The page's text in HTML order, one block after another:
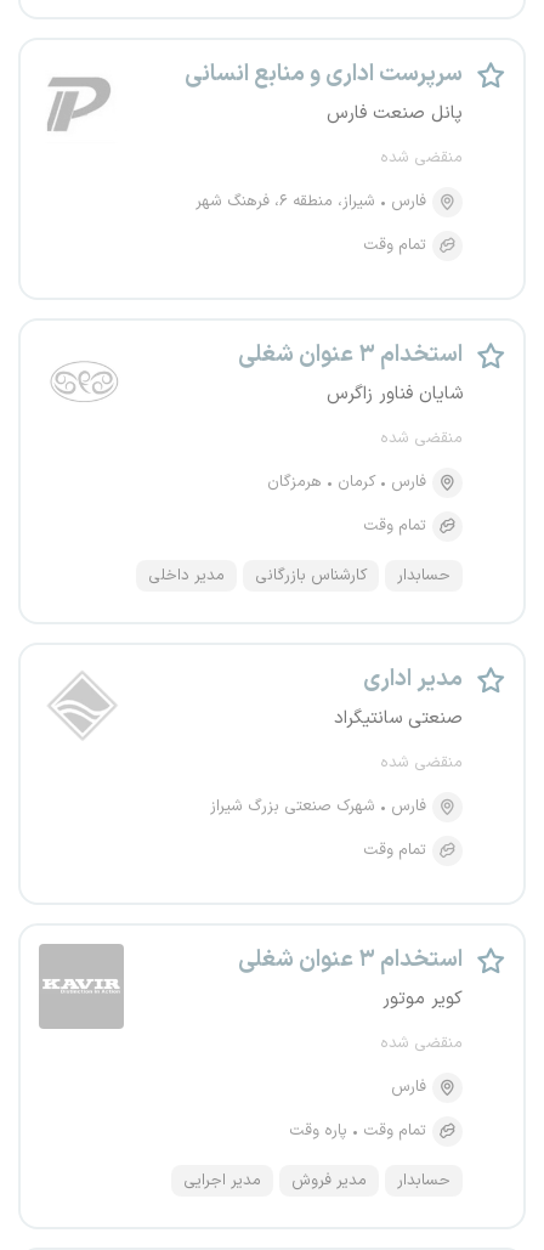
سرپرست اداری و منابع انسانی
پانل صنعت فارس
منقضی شده
فارس
شیراز، منطقه ۶، فرهنگ شهر
تمام وقت
استخدام ۳ عنوان شغلی
شایان فناور زاگرس
منقضی شده
فارس
کرمان
هرمزگان
تمام وقت
حسابدار کارشناس بازرگانی مدیر داخلی
مدیر اداری
صنعتی سانتیگراد
منقضی شده
فارس
شهرک صنعتی بزرگ شیراز
تمام وقت
استخدام ۳ عنوان شغلی
کویر موتور
منقضی شده
فارس
تمام وقت
پاره وقت
حسابدار مدیر فروش مدیر اجرایی